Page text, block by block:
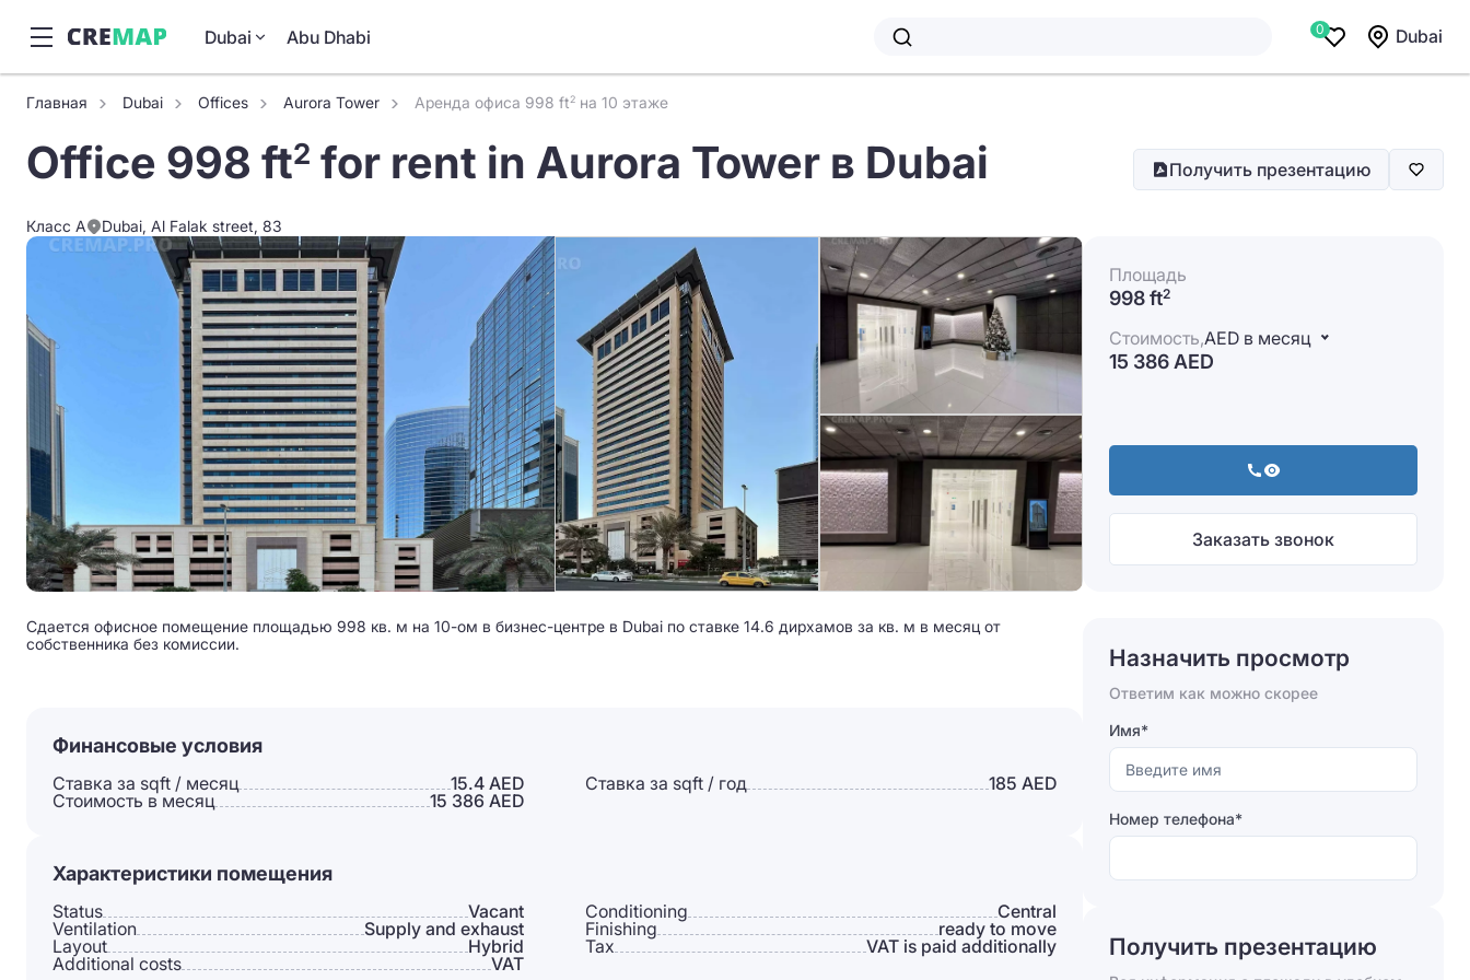
Dubai Abu Dhabi 0 Dubai
Главная Dubai Offices Aurora Tower Аренда офиса 998 ft2 на 10 этаже
Office 998 ft2 for rent in Aurora Tower в Dubai
Класс A Dubai, Al Falak street, 83
Получить презентацию
Площадь
998 ft2
Стоимость,AED в месяц
15 386 AED
Заказать звонок
Сдается офисное помещение площадью 998 кв. м на 10-ом в бизнес-центре в Dubai по ставке 14.6 дирхамов за кв. м в месяц от
собственника без комиссии.
Финансовые условия
Ставка за sqft / месяц 15.4 AED Ставка за sqft / год
185 AED
Стоимость в месяц
15 386 AED
Характеристики помещения
Status Vacant Conditioning
Сentral
Ventilation
Supply and exhaust Finishing
ready to move
Layout
Hybrid Tax
VAT is paid additionally
Additional costs
VAT
Назначить просмотр
Ответим как можно скорее
Имя*
Номер телефона*
Получить презентацию